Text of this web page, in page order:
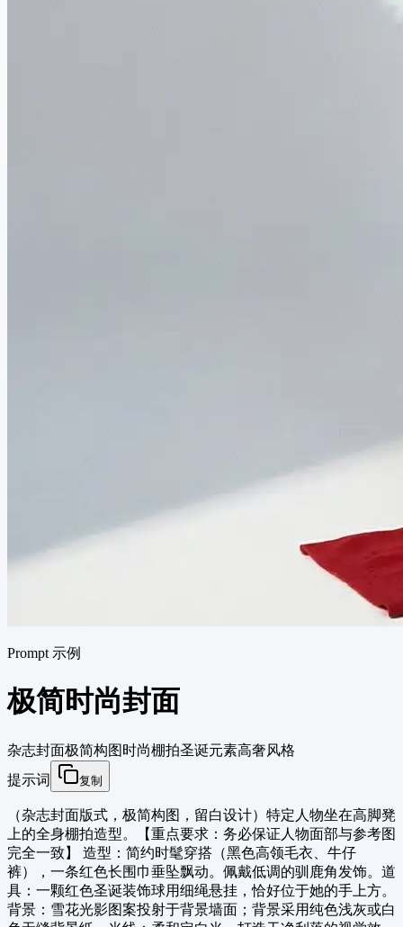
Prompt 示例
极简时尚封面
杂志封面极简构图 时尚棚拍圣诞元素高奢风格
提示词
复制
（杂志封面版式，极简构图，留白设计）特定人物坐在高脚凳
上的全身棚拍造型。【重点要求：务必保证人物面部与参考图
完全一致】 造型：简约时髦穿搭（黑色高领毛衣、牛仔
裤），一条红色长围巾垂坠飘动。佩戴低调的驯鹿角发饰。道
具：一颗红色圣诞装饰球用细绳悬挂，恰好位于她的手上方。
背景：雪花光影图案投射于背景墙面；背景采用纯色浅灰或白